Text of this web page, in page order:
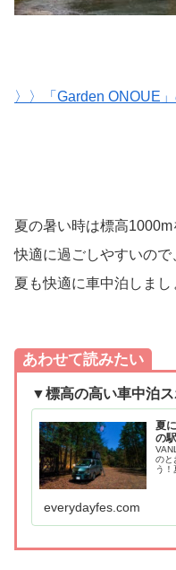
〉〉「Garden ONOUE
夏の暑い時は標高
快適に過ごしやすいの
夏も快適に車中泊しまし
あわせて読みたい
▼標高の高い車中泊
夏
の
のと
う
everydayfes.com